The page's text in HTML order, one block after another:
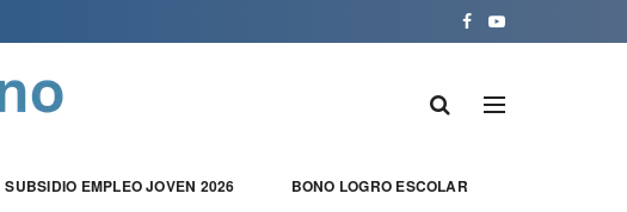
SUBSIDIO EMPLEO JOVEN 2026 BONO LOGRO ESCOLAR